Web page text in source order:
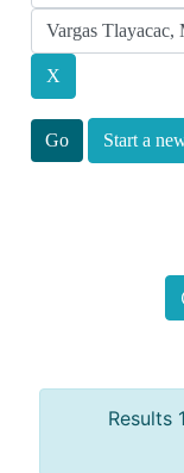
Start a
Results